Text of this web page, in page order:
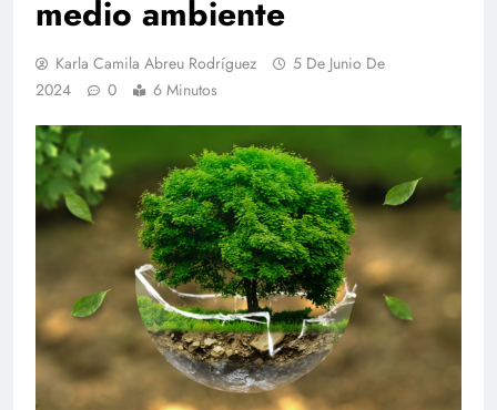
medio ambiente
Karla Camila Abreu Rodríguez
5 De Junio De
2024
0 6 Minutos